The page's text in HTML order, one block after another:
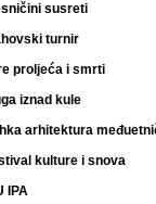
susreti
turnir
proljeća i smrti
iznad kule
arhitektura
kulture i snova
IPA